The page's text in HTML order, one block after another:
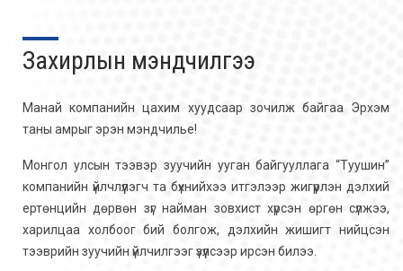
Захирлын мэндчилгээ
Манай компанийн цахим хуудсаар зочилж байгаа Эрхэм
таны амрыг эрэн мэндчилье!
Монгол улсын тээвэр зуучийн ууган байгууллага “Туушин”
компанийн үйлчлүүлэгч та бүхнийхээ итгэлээр жигүүрлэн дэлхий
ертөнцийн дөрвөн зүг найман зовхист хүрсэн өргөн сүлжээ,
харилцаа холбоог бий болгож, дэлхийн жишигт нийцсэн
тээврийн зуучийн үйлчилгээг үзүүлсээр ирсэн билээ.